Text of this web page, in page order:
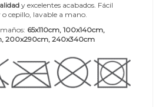
y excelentes acabados. Fácil
cepillo, lavable a mano.
65x110cm, 100x140cm,
200x290cm, 240x340cm